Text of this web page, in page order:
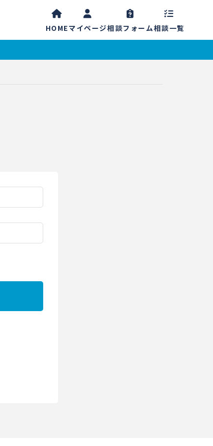
HOMEマイページ相談フォーム相談一覧